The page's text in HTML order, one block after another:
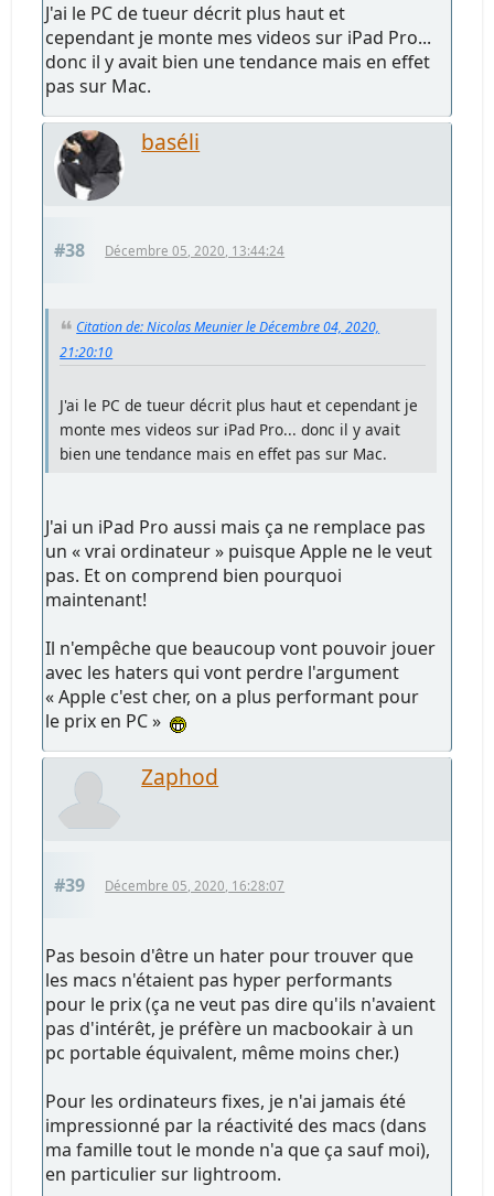
J'ai le PC de tueur décrit plus haut et
cependant je monte mes videos sur iPad Pro...
donc il y avait bien une tendance mais en effet
pas sur Mac.
baséli
#38 Décembre 05, 2020, 13:44:24
Citation de: Nicolas Meunier le Décembre 04, 2020,
21:20:10
J'ai le PC de tueur décrit plus haut et cependant je
monte mes videos sur iPad Pro... donc il y avait
bien une tendance mais en effet pas sur Mac.
J'ai un iPad Pro aussi mais ça ne remplace pas
un « vrai ordinateur » puisque Apple ne le veut
pas. Et on comprend bien pourquoi
maintenant!
Il n'empêche que beaucoup vont pouvoir jouer
avec les haters qui vont perdre l'argument
« Apple c'est cher, on a plus performant pour
le prix en PC »
Zaphod
#39 Décembre 05, 2020, 16:28:07
Pas besoin d'être un hater pour trouver que
les macs n'étaient pas hyper performants
pour le prix (ça ne veut pas dire qu'ils n'avaient
pas d'intérêt, je préfère un macbookair à un
pc portable équivalent, même moins cher.)
Pour les ordinateurs fixes, je n'ai jamais été
impressionné par la réactivité des macs (dans
ma famille tout le monde n'a que ça sauf moi),
en particulier sur lightroom.